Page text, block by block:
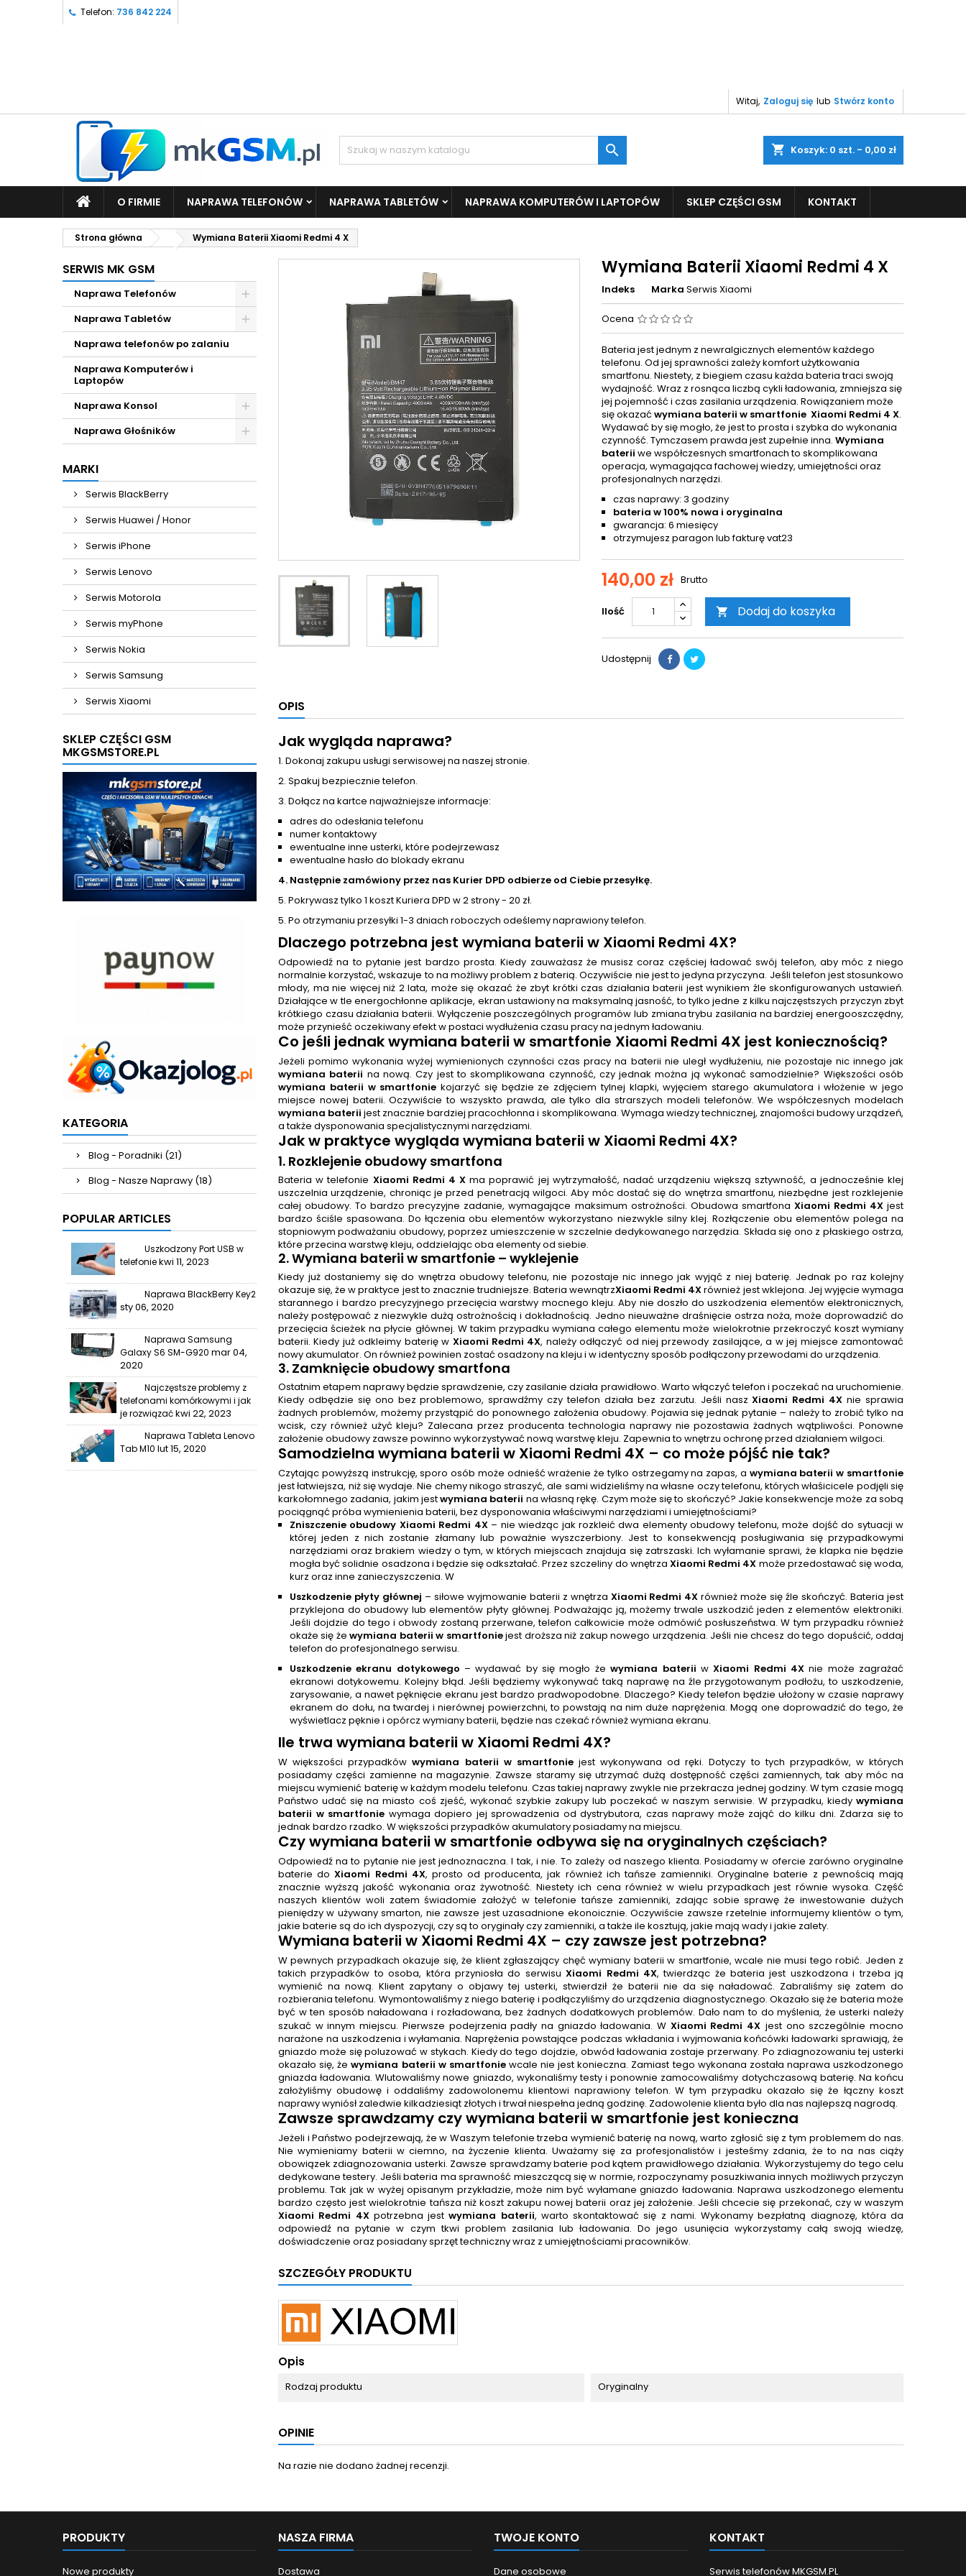
Telefon: 736 842 224
Witaj, Zaloguj się lub Stwórz konto
shopping_cart Koszyk: 0 szt. - 0,00 zł

O FIRMIE NAPRAWA TELEFONÓW NAPRAWA TABLETÓW NAPRAWA KOMPUTERÓW I LAPTOPÓW SKLEP CZĘŚCI GSM KONTAKT
Strona główna Wymiana Baterii Xiaomi Redmi 4 X
SERWIS MK GSM
Naprawa Telefonów
Naprawa Tabletów
Naprawa telefonów po zalaniu
Naprawa Komputerów i
Laptopów
Naprawa Konsol
Naprawa Głośników
MARKI
Serwis BlackBerry
Serwis Huawei / Honor
Serwis iPhone
Serwis Lenovo
Serwis Motorola
Serwis myPhone
Serwis Nokia
Serwis Samsung
Serwis Xiaomi
SKLEP CZĘŚCI GSM
MKGSMSTORE.PL
KATEGORIA
Blog - Poradniki (21)
Blog - Nasze Naprawy (18)
POPULAR ARTICLES
Uszkodzony Port USB w
telefoniekwi 11, 2023
Naprawa BlackBerry Key2
sty 06, 2020
Naprawa Samsung
Galaxy S6 SM-G920 mar 04,
2020
Najczęstsze problemy z
telefonami komórkowymi i jak
je rozwiązaćkwi 22, 2023
Naprawa Tableta Lenovo
Tab M10 lut 15, 2020
Wymiana Baterii Xiaomi Redmi 4 X
Indeks Marka Serwis Xiaomi
Ocena
Bateria jest jednym z newralgicznych elementów każdego
telefonu. Od jej sprawności zależy komfort użytkowania
smartfonu. Niestety, z biegiem czasu każda bateria traci swoją
wydajność. Wraz z rosnąca liczbą cykli ładowania, zmniejsza się
jej pojemność i czas zasilania urządzenia. Rowiązaniem może
się okazać wymiana baterii w smartfonie Xiaomi Redmi 4 X.
Wydawać by się mogło, że jest to prosta i szybka do wykonania
czynność. Tymczasem prawda jest zupełnie inna. Wymiana
baterii we współczesnych smartfonach to skomplikowana
operacja, wymagająca fachowej wiedzy, umiejętności oraz
profesjonalnych narzędzi.
czas naprawy: 3 godziny
bateria w 100% nowa i oryginalna
gwarancja: 6 miesięcy
otrzymujesz paragon lub fakturę vat23
140,00 zł Brutto
Ilość  Dodaj do koszyka
Udostępnij
OPIS
Jak wygląda naprawa?
1. Dokonaj zakupu usługi serwisowej na naszej stronie.
2. Spakuj bezpiecznie telefon.
3. Dołącz na kartce najważniejsze informacje:
adres do odesłania telefonu
numer kontaktowy
ewentualne inne usterki, które podejrzewasz
ewentualne hasło do blokady ekranu
4. Następnie zamówiony przez nas Kurier DPD odbierze od Ciebie przesyłkę.
5. Pokrywasz tylko 1 koszt Kuriera DPD w 2 strony - 20 zł.
5. Po otrzymaniu przesyłki 1-3 dniach roboczych odeślemy naprawiony telefon.
Dlaczego potrzebna jest wymiana baterii w Xiaomi Redmi 4X?
Odpowiedź na to pytanie jest bardzo prosta. Kiedy zauważasz że musisz coraz częściej ładować swój telefon, aby móc z niego
normalnie korzystać, wskazuje to na możliwy problem z baterią. Oczywiście nie jest to jedyna przyczyna. Jeśli telefon jest stosunkowo
młody, ma nie więcej niż 2 lata, może się okazać że zbyt krótki czas działania baterii jest wynikiem źle skonfigurowanych ustawień.
Działające w tle energochłonne aplikacje, ekran ustawiony na maksymalną jasność, to tylko jedne z kilku najczęstszych przyczyn zbyt
krótkiego czasu działania baterii. Wyłączenie poszczególnych programów lub zmiana trybu zasilania na bardziej energooszczędny,
może przynieść oczekiwany efekt w postaci wydłużenia czasu pracy na jednym ładowaniu.
Co jeśli jednakwymiana baterii w smartfonie Xiaomi Redmi 4X jest koniecznością?
Jeżeli pomimo wykonania wyżej wymienionych czynności czas pracy na baterii nie uległ wydłużeniu, nie pozostaje nic innego jak
wymiana baterii na nową. Czy jest to skomplikowana czynność, czy jednak można ją wykonać samodzielnie? Większości osób
wymiana baterii w smartfonie kojarzyć się będzie ze zdjęciem tylnej klapki, wyjęciem starego akumulatora i włożenie w jego
miejsce nowej baterii. Oczywiście to wszyskto prawda, ale tylko dla strarszych modeli telefonów. We współczesnych modelach
wymiana baterii jest znacznie bardziej pracochłonna i skomplikowana. Wymaga wiedzy technicznej, znajomości budowy urządzeń,
a także dysponowania specjalistycznymi narzędziami.
Jak w praktyce wygląda wymiana baterii w Xiaomi Redmi 4X?
1. Rozklejenie obudowy smartfona
Bateria w telefonie Xiaomi Redmi 4 Xma poprawić jej wytrzymałość, nadać urządzeniu większą sztywność, a jednocześnie klej
uszczelnia urządzenie, chroniąc je przed penetracją wilgoci. Aby móc dostać się do wnętrza smartfonu, niezbędne jest rozklejenie
całej obudowy. To bardzo precyzyjne zadanie, wymagające maksimum ostrożności. Obudowa smartfona Xiaomi Redmi 4Xjest
bardzo ściśle spasowana. Do łączenia obu elementów wykorzystano niezwykle silny klej. Rozłączenie obu elementów polega na
stopniowym podważaniu obudowy, poprzez umieszczenie w szczelnie dedykowanego narzędzia. Składa się ono z płaskiego ostrza,
które przecina warstwę kleju, oddzielając oba elementy od siebie.
2.Wymiana baterii w smartfonie – wyklejenie
Kiedy już dostaniemy się do wnętrza obudowy telefonu, nie pozostaje nic innego jak wyjąć z niej baterię. Jednak po raz kolejny
okazuje się, że w praktyce jest to znacznie trudniejsze. Bateria wewnątrzXiaomi Redmi 4Xrównież jest wklejona. Jej wyjęcie wymaga
starannego i bardzo precyzyjnego przecięcia warstwy mocnego kleju. Aby nie doszło do uszkodzenia elementów elektronicznych,
należy postępować z niezwykle dużą ostrożnością i dokładnością. Jedno nieuważne draśnięcie ostrza noża, może doprowadzić do
przecięcia ścieżek na płycie głównej. W takim przypadku wymiana całego elementu może wielokrotnie przekroczyć koszt wymiany
baterii. Kiedy już odkleimy baterię w Xiaomi Redmi 4X, należy odłączyć od niej przewody zasilające, a w jej miejsce zamontować
nowy akumulator. On również powinien zostać osadzony na kleju i w identyczny sposób podłączony przewodami do urządzenia.
3. Zamknięcie obudowy smartfona
Ostatnim etapem naprawy będzie sprawdzenie, czy zasilanie działa prawidłowo. Warto włączyć telefon i poczekać na uruchomienie.
Kiedy odbędzie się ono bez problemowo, sprawdźmy czy telefon działa bez zarzutu. Jeśli nasz Xiaomi Redmi 4X nie sprawia
żadnych problemów, możemy przystąpić do ponownego założenia obudowy. Pojawia się jednak pytanie – należy to zrobić tylko na
wcisk, czy również użyć kleju? Zalecana przez producenta technologia naprawy nie pozostawia żadnych wątpliwości. Ponowne
założenie obudowy zawsze powinno wykorzystywać nową warstwę kleju. Zapewnia to wnętrzu ochronę przed działaniem wilgoci.
Samodzielna wymiana baterii w Xiaomi Redmi 4X – co może pójść nie tak?
Czytając powyższą instrukcję, sporo osób może odnieść wrażenie że tylko ostrzegamy na zapas, a wymiana baterii w smartfonie
jest łatwiejsza, niż się wydaje. Nie chemy nikogo straszyć, ale sami widzieliśmy na własne oczy telefonu, których właśicicele podjęli się
karkołomnego zadania, jakim jestwymiana baterii na własną rękę. Czym może się to skończyć? Jakie konsekwencje może za sobą
pociągnąć próba wymienienia baterii, bez dysponowania właściwymi narzędziami i umiejętnościami?
Zniszczenie obudowy Xiaomi Redmi 4X– nie wiedząc jak rozkleić dwa elementy obudowy telefonu, może dojść do sytuacji w
której jeden z nich zostanie złamany lub poważnie wyszczerbiony. Jest to konsekwencją posługiwania się przypadkowymi
narzędziami oraz brakiem wiedzy o tym, w których miejscach znajduja się zatrszaski. Ich wyłamanie sprawi, że klapka nie będzie
mogła być solidnie osadzona i będzie się odkształać. Przez szczeliny do wnętrza Xiaomi Redmi 4X może przedostawać się woda,
kurz oraz inne zanieczyszczenia. W
Uszkodzenie płyty głównej – siłowe wyjmowanie baterii z wnętrza Xiaomi Redmi 4X również może się źle skończyć. Bateria jest
przyklejona do obudowy lub elementów płyty głównej. Podważając ją, możemy trwale uszkodzić jeden z elementów elektroniki.
Jeśli dojdzie do tego i obwody zostaną przerwane, telefon całkowicie może odmówić posłuszeństwa. W tym przypadku również
okaże się żewymiana baterii w smartfoniejest droższa niż zakup nowego urządzenia. Jeśli nie chcesz do tego dopuścić, oddaj
telefon do profesjonalnego serwisu.
Uszkodzenie ekranu dotykowego – wydawać by się mogło żewymiana baterii wXiaomi Redmi 4X nie może zagrażać
ekranowi dotykowemu. Kolejny błąd. Jeśli będziemy wykonywać taką naprawę na źle przygotowanym podłożu, to uszkodzenie,
zarysowanie, a nawet pęknięcie ekranu jest bardzo pradwopodobne. Dlaczego? Kiedy telefon będzie ułożony w czasie naprawy
ekranem do dołu, na twardej i nierównej powierzchni, to powstają na nim duże naprężenia. Mogą one doprowadzić do tego, że
wyświetlacz pęknie i opórcz wymiany baterii, będzie nas czekać również wymiana ekranu.
Ile trwa wymiana baterii w Xiaomi Redmi 4X?
W większości przypadkówwymiana baterii w smartfoniejest wykonywana od ręki. Dotyczy to tych przypadków, w których
posiadamy części zamienne na magazynie. Zawsze staramy się utrzymać dużą dostępność części zamiennych, tak aby móc na
miejscu wymienić baterię w każdym modelu telefonu. Czas takiej naprawy zwykle nie przekracza jednej godziny. W tym czasie mogą
Państwo udać się na miasto coś zjeść, wykonać szybkie zakupy lub poczekać w naszym serwisie. W przypadku, kiedy wymiana
baterii w smartfonie wymaga dopiero jej sprowadzenia od dystrybutora, czas naprawy może zająć do kilku dni. Zdarza się to
jednak bardzo rzadko. W większości przypadków akumulatory posiadamy na miejscu.
Czywymiana baterii w smartfonie odbywa się na oryginalnych częściach?
Odpowiedź na to pytanie nie jest jednoznaczna. I tak, i nie. To zależy od naszego klienta. Posiadamy w ofercie zarówno oryginalne
baterie doXiaomi Redmi 4X, prosto od producenta, jak również ich tańsze zamienniki. Oryginalne baterie z pewnością mają
znacznie wyższą jakość wykonania oraz żywotność. Niestety ich cena również w wielu przypadkach jest równie wysoka. Część
naszych klientów woli zatem świadomie założyć w telefonie tańsze zamienniki, zdając sobie sprawę że inwestowanie dużych
pieniędzy w używany smarton, nie zawsze jest uzasadnione ekonoicznie. Oczywiście zawsze rzetelnie informujemy klientów o tym,
jakie baterie są do ich dyspozycji, czy są to oryginały czy zamienniki, a także ile kosztują, jakie mają wady i jakie zalety.
Wymiana baterii w Xiaomi Redmi 4X – czy zawsze jest potrzebna?
W pewnych przypadkach okazuje się, że klient zgłaszający chęć wymiany baterii w smartfonie, wcale nie musi tego robić. Jeden z
takich przypadków to osoba, która przyniosła do serwisuXiaomi Redmi 4X, twierdząc że bateria jest uszkodzona i trzeba ją
wymienić na nową. Klient zapytany o objawy tej usterki, stwierdził że baterii nie da się naładować. Zabraliśmy się zatem do
rozbierania telefonu. Wymontowaliśmy z niego baterię i podłączyliśmy do urządzenia diagnostycznego. Okazało się że bateria może
być w ten sposób naładowana i rozładowana, bez żadnych dodatkowych problemów. Dało nam to do myślenia, że usterki należy
szukać w innym miejscu. Pierwsze podejrzenia padły na gniazdo ładowania. W Xiaomi Redmi 4X jest ono szczególnie mocno
narażone na uszkodzenia i wyłamania. Naprężenia powstające podczas wkładania i wyjmowania końcówki ładowarki sprawiają, że
gniazdo może się poluzować w stykach. Kiedy do tego dojdzie, obwód ładowania zostaje przerwany. Po zdiagnozowaniu tej usterki
okazało się, żewymiana baterii w smartfoniewcale nie jest konieczna. Zamiast tego wykonana została naprawa uszkodzonego
gniazda ładowania. Wlutowaliśmy nowe gniazdo, wykonaliśmy testy i ponownie zamocowaliśmy dotychczasową baterię. Na końcu
założyliśmy obudowę i oddaliśmy zadowolonemu klientowi naprawiony telefon. W tym przypadku okazało się że łączny koszt
naprawy wyniósł zaledwie kilkadziesiąt złotych i trwał niespełna jedną godzinę. Zadowolenie klienta było dla nas najlepszą nagrodą.
Zawsze sprawdzamy czy wymiana baterii w smartfonie jest konieczna
Jeżeli i Państwo podejrzewają, że w Waszym telefonie trzeba wymienić baterię na nową, warto zgłosić się z tym problemem do nas.
Nie wymieniamy baterii w ciemno, na życzenie klienta. Uważamy się za profesjonalistów i jesteśmy zdania, że to na nas ciąży
obowiązek zdiagnozowania usterki. Zawsze sprawdzamy baterie pod kątem prawidłowego działania. Wykorzystujemy do tego celu
dedykowane testery. Jeśli bateria ma sprawność mieszczącą się w normie, rozpoczynamy posuzkiwania innych możliwych przyczyn
problemu. Tak jak w wyżej opisanym przykładzie, może nim być wyłamane gniazdo ładowania. Naprawa uszkodzonego elementu
bardzo często jest wielokrotnie tańsza niż koszt zakupu nowej baterii oraz jej założenie. Jeśli chcecie się przekonać, czy w waszym
Xiaomi Redmi 4X potrzebna jestwymiana baterii, warto skontaktować się z nami. Wykonamy bezpłatną diagnozę, która da
odpowiedź na pytanie w czym tkwi problem zasilania lub ładowania. Do jego usunięcia wykorzystamy całą swoją wiedzę,
doświadczenie oraz posiadany sprzęt techniczny wraz z umiejętnościami pracowników.
SZCZEGÓŁY PRODUKTU
Opis
Rodzaj produktu Oryginalny
OPINIE
Na razie nie dodano żadnej recenzji.
PRODUKTY
Nowe produkty
NASZA FIRMA
Dostawa
TWOJE KONTO
Dane osobowe
KONTAKT
Serwis telefonów MKGSM.PL